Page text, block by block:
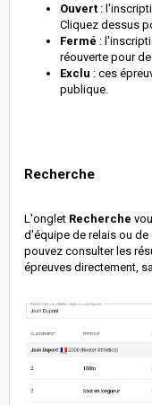
Ouvert :
Cliquez dessus
Fermé :
réouverte pour
Exclu : ces
publique.
Recherche
L'onglet Recherche
d'équipe de relais ou
pouvez consulter les
épreuves directement,